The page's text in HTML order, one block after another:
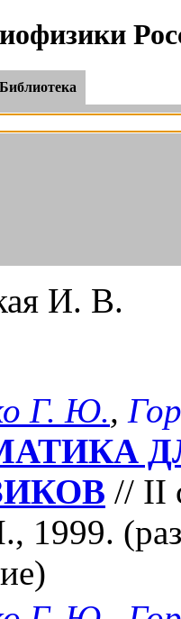
Библиотека
И. В.
Г. Ю.,
// II
1999.